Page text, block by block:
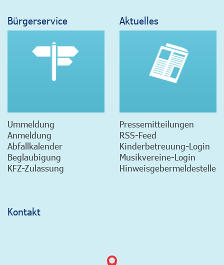
Bürgerservice
Ummeldung
Anmeldung
Abfallkalender
Beglaubigung
KFZ-Zulassung
Aktuelles
Pressemitteilungen
RSS-Feed
Kinderbetreuung-Login
Musikvereine-Login
Hinweisgebermeldestelle
Kontakt